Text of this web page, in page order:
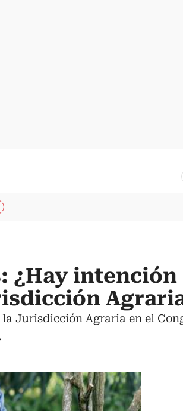
¿Hay intención
Jurisdicción Agraria en el